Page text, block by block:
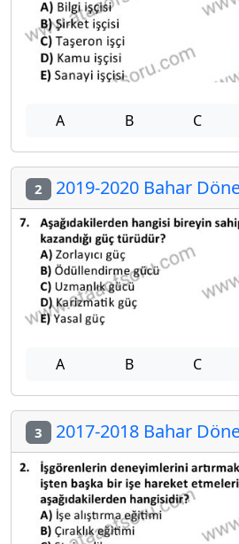
A B C
2 2019-2020 Bahar
A B C
3 2017-2018 Bahar